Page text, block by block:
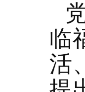
临
活